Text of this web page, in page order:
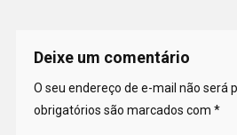
Deixe um comentário
O seu endereço de e-mail não será
obrigatórios são marcados com *